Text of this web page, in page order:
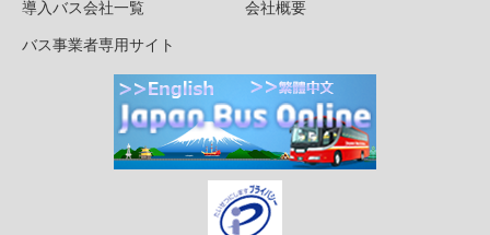
導入バス会社一覧
会社概要
バス事業者専用サイト